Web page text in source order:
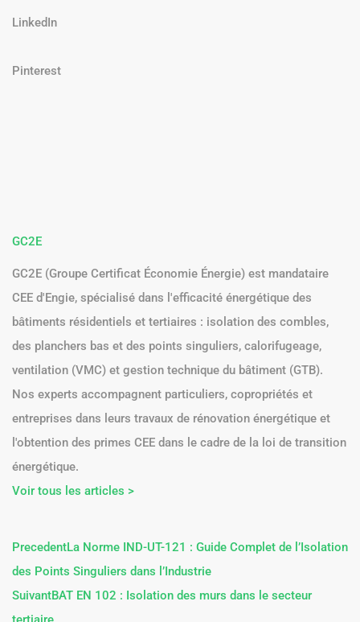
LinkedIn
Pinterest
GC2E
GC2E (Groupe Certificat Économie Énergie) est mandataire
CEE d'Engie, spécialisé dans l'efficacité énergétique des
bâtiments résidentiels et tertiaires : isolation des combles,
des planchers bas et des points singuliers, calorifugeage,
ventilation (VMC) et gestion technique du bâtiment (GTB).
entreprises dans leurs travaux de rénovation énergétique et
l'obtention des primes CEE dans le cadre de la loi de transition
énergétique.
Voir tous les articles >